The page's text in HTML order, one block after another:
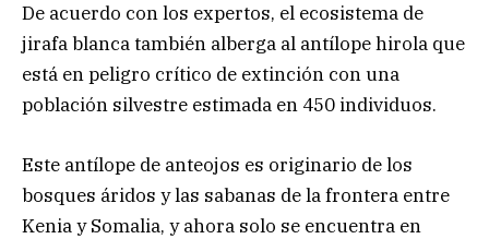
De acuerdo con los expertos, el ecosistema de
jirafa blanca también alberga al antílope hirola que
está en peligro crítico de extinción con una
población silvestre estimada en 450 individuos.
Este antílope de anteojos es originario de los
bosques áridos y las sabanas de la frontera entre
Kenia y Somalia, y ahora solo se encuentra en